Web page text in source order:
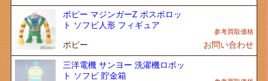
ポピー マジンガーZ ボスボロッ
ト ソフビ人形 フィギュア
ポピー お問い合わせ
三洋電機 サンヨー 洗濯機ロボッ
ト ソフビ 貯金箱